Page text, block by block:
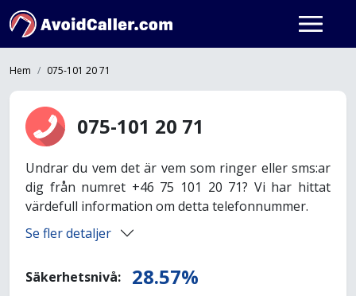
Hem 075-101 20 71
075-101 20 71
Undrar du vem det är vem som ringer eller sms:ar
dig från numret +46 75 101 20 71? Vi har hittat
värdefull information om detta telefonnummer.
Se fler detaljer
Säkerhetsnivå: 28.57%